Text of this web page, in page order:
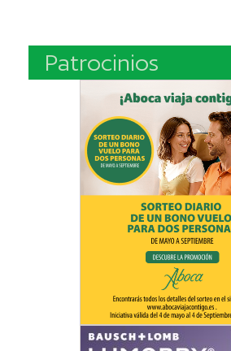
Patrocinios